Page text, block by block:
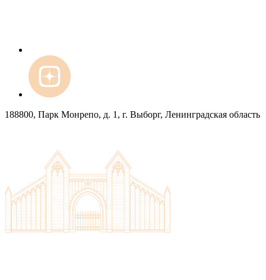
188800, Парк Монрепо, д. 1, г. Выборг, Ленинградская область